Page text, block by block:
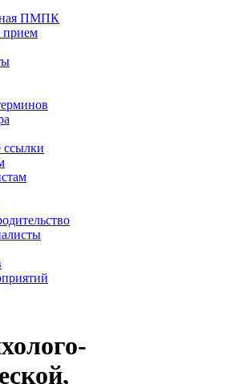
ПМПК
прием
ссылки